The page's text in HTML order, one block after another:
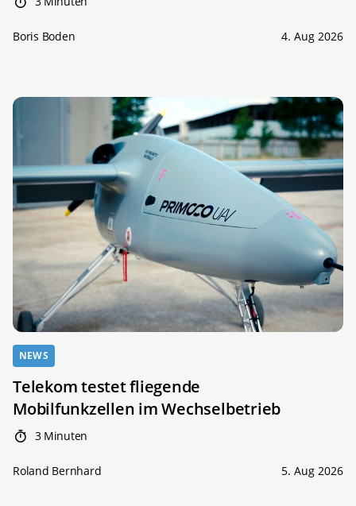
Boris Boden 4. Aug 2026
NEWS
Telekom testet fliegende
Mobilfunkzellen im Wechselbetrieb
3 Minuten
Roland Bernhard 5. Aug 2026